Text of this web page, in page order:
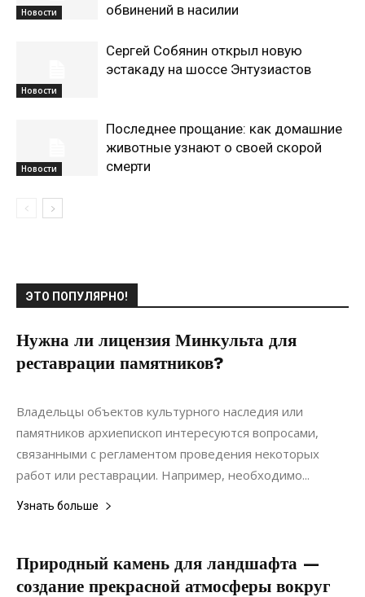
Новости
обвинений в насилии
Новости
Сергей Собянин открыл новую
эстакаду на шоссе Энтузиастов
Новости
Последнее прощание: как домашние
животные узнают о своей скорой
смерти
ЭТО ПОПУЛЯРНО!
Нужна ли лицензия Минкульта для
реставрации памятников?
22.05.2022
Владельцы объектов культурного наследия или
памятников архиепископ интересуются вопросами,
связанными с регламентом проведения некоторых
работ или реставрации. Например, необходимо...
Узнать больше
Природный камень для ландшафта —
создание прекрасной атмосферы вокруг